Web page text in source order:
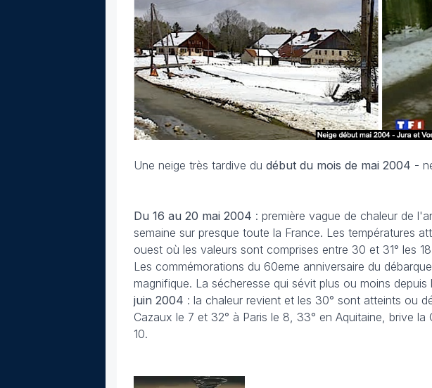
Une neige très tardive du début du mois de mai 2004 -
Du 16 au 20 mai 2004 : première vague de chaleur de
semaine sur presque toute la France. Les températures
ouest où les valeurs sont comprises entre 30 et 31° les
Les commémorations du 60eme anniversaire du
magnifique. La sécheresse qui sévit plus ou moins
juin 2004 : la chaleur revient et les 30° sont atteints ou
Cazaux le 7 et 32° à Paris le 8, 33° en Aquitaine, brive
10.